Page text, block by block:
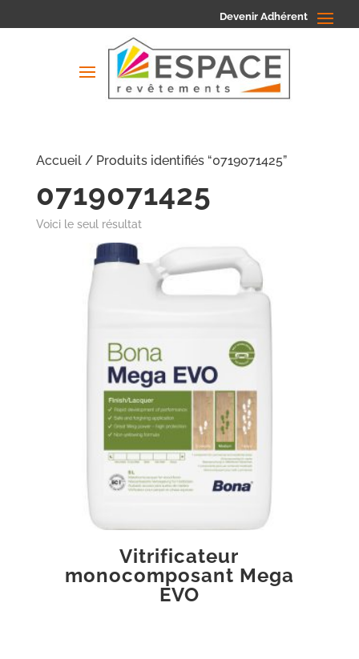
Devenir Adhérent
Accueil/ Produits identifiés “0719071425”
0719071425
Voici le seul résultat
Vitrificateur
monocomposant Mega
EVO